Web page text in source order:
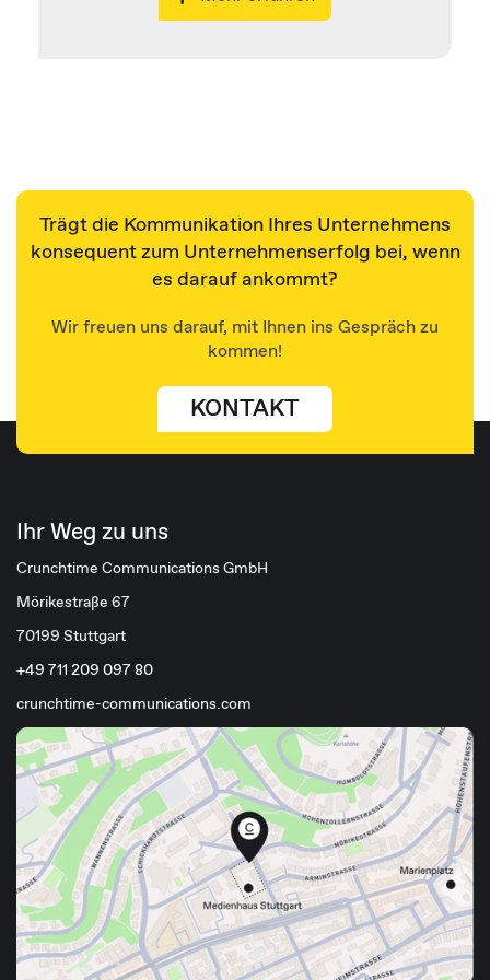
Trägt die Kommunikation Ihres Unternehmens
konsequent zum Unternehmenserfolg bei, wenn
es darauf ankommt?
Wir freuen uns darauf, mit Ihnen ins Gespräch zu
kommen!
KONTAKT
Ihr Weg zu uns
Crunchtime Communications GmbH
Mörikestraße 67
70199 Stuttgart
+49 711 209 097 80
crunchtime-communications.com